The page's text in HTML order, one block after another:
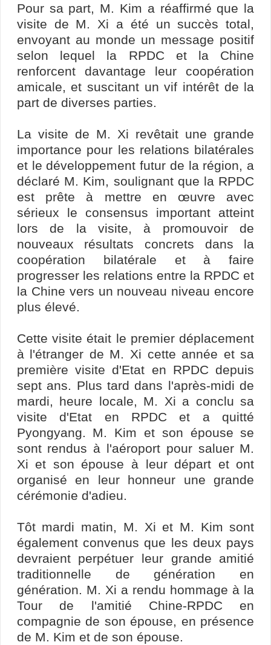
Pour sa part, M. Kim a réaffirmé que la
visite de M. Xi a été un succès total,
envoyant au monde un message positif
selon lequel la RPDC et la Chine
renforcent davantage leur coopération
amicale, et suscitant un vif intérêt de la
part de diverses parties.
La visite de M. Xi revêtait une grande
importance pour les relations bilatérales
et le développement futur de la région, a
déclaré M. Kim, soulignant que la RPDC
est prête à mettre en œuvre avec
sérieux le consensus important atteint
lors de la visite, à promouvoir de
nouveaux résultats concrets dans la
coopération bilatérale et à faire
progresser les relations entre la RPDC et
la Chine vers un nouveau niveau encore
plus élevé.
Cette visite était le premier déplacement
à l'étranger de M. Xi cette année et sa
première visite d'Etat en RPDC depuis
sept ans. Plus tard dans l'après-midi de
mardi, heure locale, M. Xi a conclu sa
visite d'Etat en RPDC et a quitté
Pyongyang. M. Kim et son épouse se
sont rendus à l'aéroport pour saluer M.
Xi et son épouse à leur départ et ont
organisé en leur honneur une grande
cérémonie d'adieu.
Tôt mardi matin, M. Xi et M. Kim sont
également convenus que les deux pays
devraient perpétuer leur grande amitié
traditionnelle de génération en
génération. M. Xi a rendu hommage à la
Tour de l'amitié Chine-RPDC en
compagnie de son épouse, en présence
de M. Kim et de son épouse.